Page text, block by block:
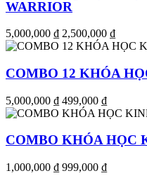
WARRIOR
5,000,000 ₫ 2,500,000 ₫
COMBO 12 KHÓA
5,000,000 ₫ 499,000 ₫
COMBO KHÓA HỌC
1,000,000 ₫ 999,000 ₫